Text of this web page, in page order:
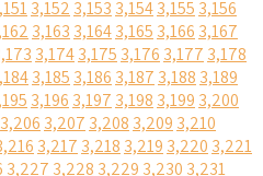
3,152 3,153 3,1543,155 3,156
3,163 3,1643,165 3,166 3,167
3,1743,175 3,176 3,177 3,178
3,185 3,186 3,187 3,188 3,189
3,196 3,197 3,198 3,199 3,200
3,206 3,207 3,208 3,209 3,210
3,217 3,218 3,219 3,220 3,221
3,227 3,228 3,229 3,230 3,231